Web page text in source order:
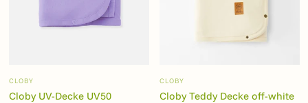
CLOBY
Cloby UV-Decke UV50
CLOBY
Cloby Teddy Decke off-white